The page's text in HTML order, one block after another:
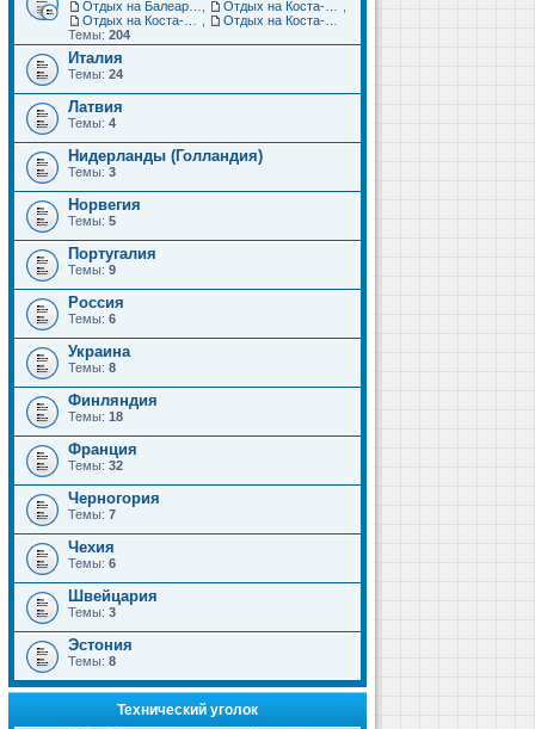
Темы: 204
Италия
Темы: 24
Латвия
Темы: 4
Нидерланды (Голландия)
Темы: 3
Норвегия
Темы: 5
Португалия
Темы: 9
Россия
Темы: 6
Украина
Темы: 8
Финляндия
Темы: 18
Франция
Темы: 32
Черногория
Темы: 7
Чехия
Темы: 6
Швейцария
Темы: 3
Эстония
Темы: 8
Технический уголок